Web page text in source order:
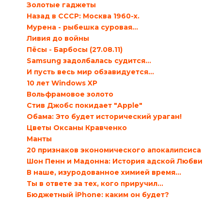
Золотые гаджеты
Назад в СССР: Москва 1960-х.
Мурена - рыбешка суровая…
Ливия до войны
Пёсы - Барбосы (27.08.11)
Samsung задолбалась судится…
И пусть весь мир обзавидуется…
10 лет Windows XP
Вольфрамовое золото
Стив Джобс покидает "Apple"
Обама: Это будет исторический ураган!
Цветы Оксаны Кравченко
Манты
20 признаков экономического апокалипсиса
Шон Пенн и Мадонна: История адской Любви
В наше, изуродованное химией время…
Ты в ответе за тех, кого приручил…
Бюджетный iPhone: каким он будет?